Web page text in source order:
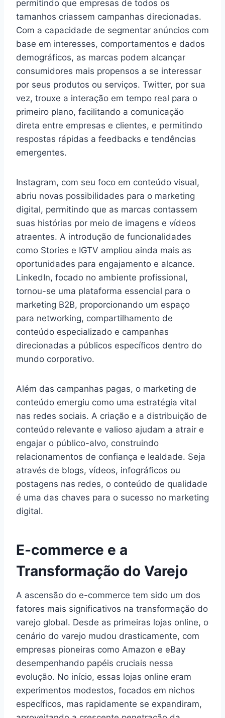
permitindo que empresas de todos os
tamanhos criassem campanhas direcionadas.
Com a capacidade de segmentar anúncios com
base em interesses, comportamentos e dados
demográficos, as marcas podem alcançar
consumidores mais propensos a se interessar
por seus produtos ou serviços. Twitter, por sua
vez, trouxe a interação em tempo real para o
primeiro plano, facilitando a comunicação
direta entre empresas e clientes, e permitindo
respostas rápidas a feedbacks e tendências
emergentes.
Instagram, com seu foco em conteúdo visual,
abriu novas possibilidades para o marketing
digital, permitindo que as marcas contassem
suas histórias por meio de imagens e vídeos
atraentes. A introdução de funcionalidades
como Stories e IGTV ampliou ainda mais as
oportunidades para engajamento e alcance.
LinkedIn, focado no ambiente profissional,
tornou-se uma plataforma essencial para o
marketing B2B, proporcionando um espaço
para networking, compartilhamento de
conteúdo especializado e campanhas
direcionadas a públicos específicos dentro do
mundo corporativo.
Além das campanhas pagas, o marketing de
conteúdo emergiu como uma estratégia vital
nas redes sociais. A criação e a distribuição de
conteúdo relevante e valioso ajudam a atrair e
engajar o público-alvo, construindo
relacionamentos de confiança e lealdade. Seja
através de blogs, vídeos, infográficos ou
postagens nas redes, o conteúdo de qualidade
é uma das chaves para o sucesso no marketing
digital.
E-commerce e a
Transformação do Varejo
A ascensão do e-commerce tem sido um dos
fatores mais significativos na transformação do
varejo global. Desde as primeiras lojas online, o
cenário do varejo mudou drasticamente, com
empresas pioneiras como Amazon e eBay
desempenhando papéis cruciais nessa
evolução. No início, essas lojas online eram
experimentos modestos, focados em nichos
específicos, mas rapidamente se expandiram,